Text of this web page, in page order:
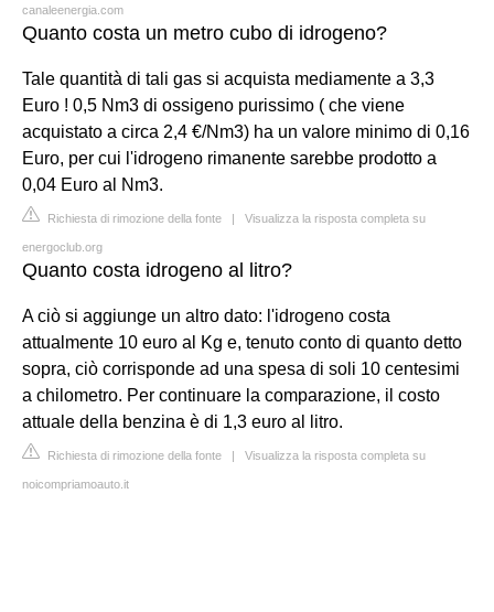
canaleenergia.com
Quanto costa un metro cubo di idrogeno?
Tale quantità di tali gas si acquista mediamente a 3,3
Euro ! 0,5 Nm3 di ossigeno purissimo ( che viene
acquistato a circa 2,4 €/Nm3) ha un valore minimo di 0,16
Euro, per cui l'idrogeno rimanente sarebbe prodotto a
0,04 Euro al Nm3.
Richiesta di rimozione della fonte | Visualizza la risposta completa su
energoclub.org
Quanto costa idrogeno al litro?
A ciò si aggiunge un altro dato: l'idrogeno costa
attualmente 10 euro al Kg e, tenuto conto di quanto detto
sopra, ciò corrisponde ad una spesa di soli 10 centesimi
a chilometro. Per continuare la comparazione, il costo
attuale della benzina è di 1,3 euro al litro.
Richiesta di rimozione della fonte | Visualizza la risposta completa su
noicompriamoauto.it